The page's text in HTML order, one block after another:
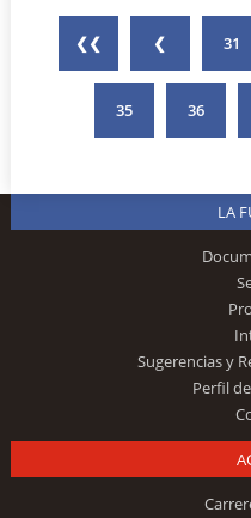
❮❮ ❮ 31
35 36
LA
Sugerencias y
Perfil